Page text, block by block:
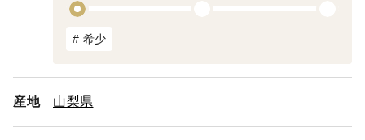
# 希少
産地 山梨県